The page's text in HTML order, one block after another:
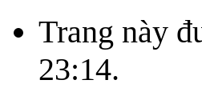
Trang này
23:14.